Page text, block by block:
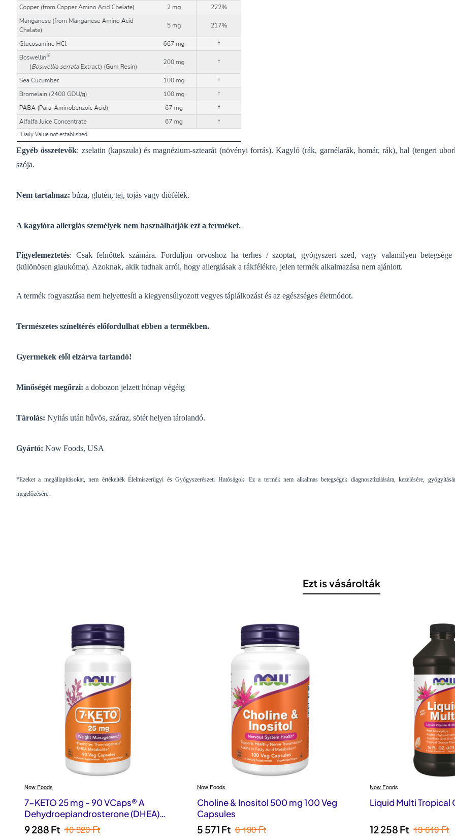
Egyéb összetevők: zselatin (kapszula) és magnézium-sztearát (növényi forrás). Kagyló (rák, garnélarák, homár, rák), hal (tengeri
szója.
Nem tartalmaz: búza, glutén, tej, tojás vagy diófélék.
A kagylóra allergiás személyek nem használhatják ezt a terméket.
Figyelemeztetés: Csak felnőttek számára.Forduljon orvoshoz ha terhes / szoptat, gyógyszert szed, vagy valamilyen betegsége
(különösen glaukóma). Azoknak, akik tudnak arról, hogy allergiásak a rákfélékre, jelen termék alkalmazása nem ajánlott.
A termék fogyasztása nem helyettesíti a kiegyensúlyozott vegyes táplálkozást és az egészséges életmódot.
Természetes színeltérés előfordulhat ebben a termékben.
Gyermekek elől elzárva tartandó!
Minőségét megőrzi: a dobozon jelzett hónap végéig
Tárolás: Nyitás után hűvös, száraz, sötét helyen tárolandó.
Gyártó: Now Foods, USA
*Ezeket a megállapításokat, nem értékelték Élelmiszerügyi és Gyógyszerészeti Hatóságok. Ez a termék nem alkalmas betegségek diagnosztizálására, kezelésére,
megelőzésére.
Ezt is vásárolták
Now Foods
7-KETO 25 mg - 90 VCaps® A
Dehydroepiandrosterone (DHEA)
természetben előforduló
metabolitja
9 288 Ft 10 320 Ft
Now Foods
Choline & Inositol 500 mg 100 Veg
Capsules
5 571 Ft 6 190 Ft
Now Foods
Liquid Multi Tropical
12 258 Ft 13 619 Ft